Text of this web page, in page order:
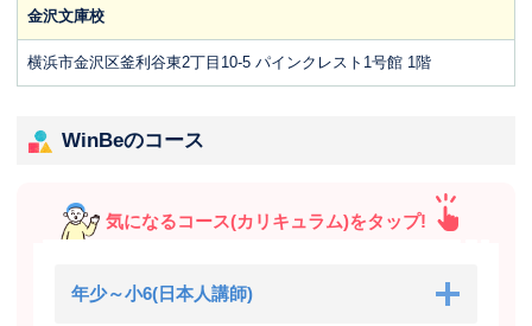
金沢文庫校
横浜市金沢区釜利谷東2丁目10-5 パインクレスト1号館 1階
WinBeのコース
気になるコース(カリキュラム)をタップ!
年少～小6(日本人講師)